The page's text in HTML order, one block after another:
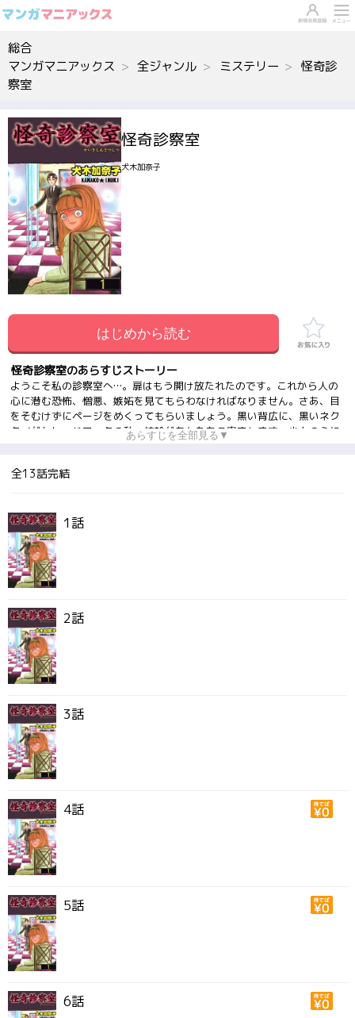
総合
マンガマニアックス
全ジャンル ミステリー
怪奇診
察室
怪奇診察室
犬木加奈子
はじめから読む
怪奇診察室のあらすじストーリー
ようこそ私の診察室へ…。扉はもう開け放たれたのです。これから人の
心に潜む恐怖、憎悪、嫉妬を見てもらわなければなりません。さあ、目
をそむけずにページをめくってもらいましょう。黒い背広に、黒いネク
タイがトレードマークの私、神輪があなたをご案内します。少女の心に
人｣｢カルテ6 悪夢の教室｣｢ホラーマンガ家はこうして創られる｣を収録。
あらすじを全部見る▼
全13話完結
1話
2話
3話
4話
5話
6話